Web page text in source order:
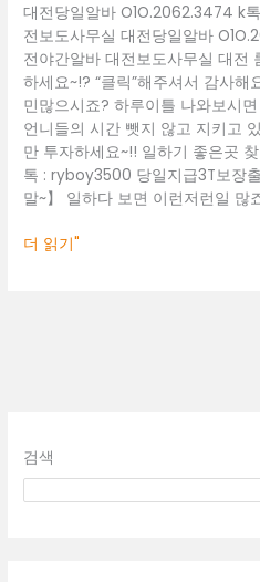
대전당일알바 O1O.2062.3474 k
전보도사무실 대전당일알바
전야간알바 대전보도사무실 대전
하세요~!? “클릭”해주셔서 감사
민많으시죠? 하루이틀 나와보시
언니들의 시간 뺏지 않고 지키고
만 투자하세요~!! 일하기 좋은곳
톡 : ryboy3500 당일지급3T보장
말~】 일하다 보면 이런저런일
야
간
알
바
대
전
보
도
사
실
더 읽기"
검색